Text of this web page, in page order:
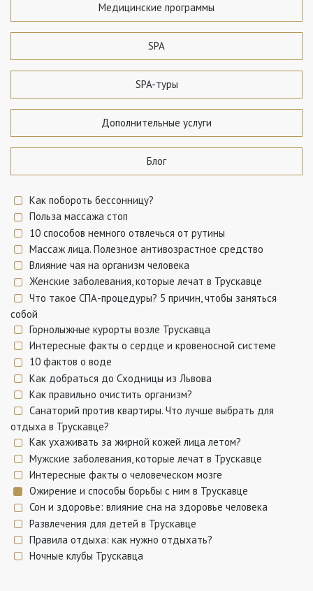
Медицинские программы
SPA
SPA-туры
Дополнительные услуги
Блог
Как побороть бессонницу?
Польза массажа стоп
10 способов немного отвлечься от рутины
Массаж лица. Полезное антивозрастное средство
Влияние чая на организм человека
Женские заболевания, которые лечат в Трускавце
Что такое СПА-процедуры? 5 причин, чтобы заняться
собой
Горнолыжные курорты возле Трускавца
Интересные факты о сердце и кровеносной системе
10 фактов о воде
Как добраться до Сходницы из Львова
Как правильно очистить организм?
Санаторий против квартиры. Что лучше выбрать для
отдыха в Трускавце?
Как ухаживать за жирной кожей лица летом?
Мужские заболевания, которые лечат в Трускавце
Интересные факты о человеческом мозге
Ожирение и способы борьбы с ним в Трускавце
Сон и здоровье: влияние сна на здоровье человека
Развлечения для детей в Трускавце
Правила отдыха: как нужно отдыхать?
Ночные клубы Трускавца